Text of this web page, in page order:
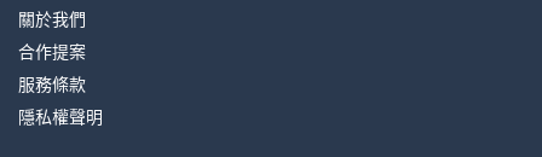
關於我們
合作提案
服務條款
隱私權聲明